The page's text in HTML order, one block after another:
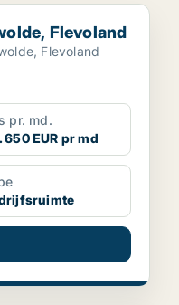
Flevoland
Flevoland
pr. md.
650 EUR pr md